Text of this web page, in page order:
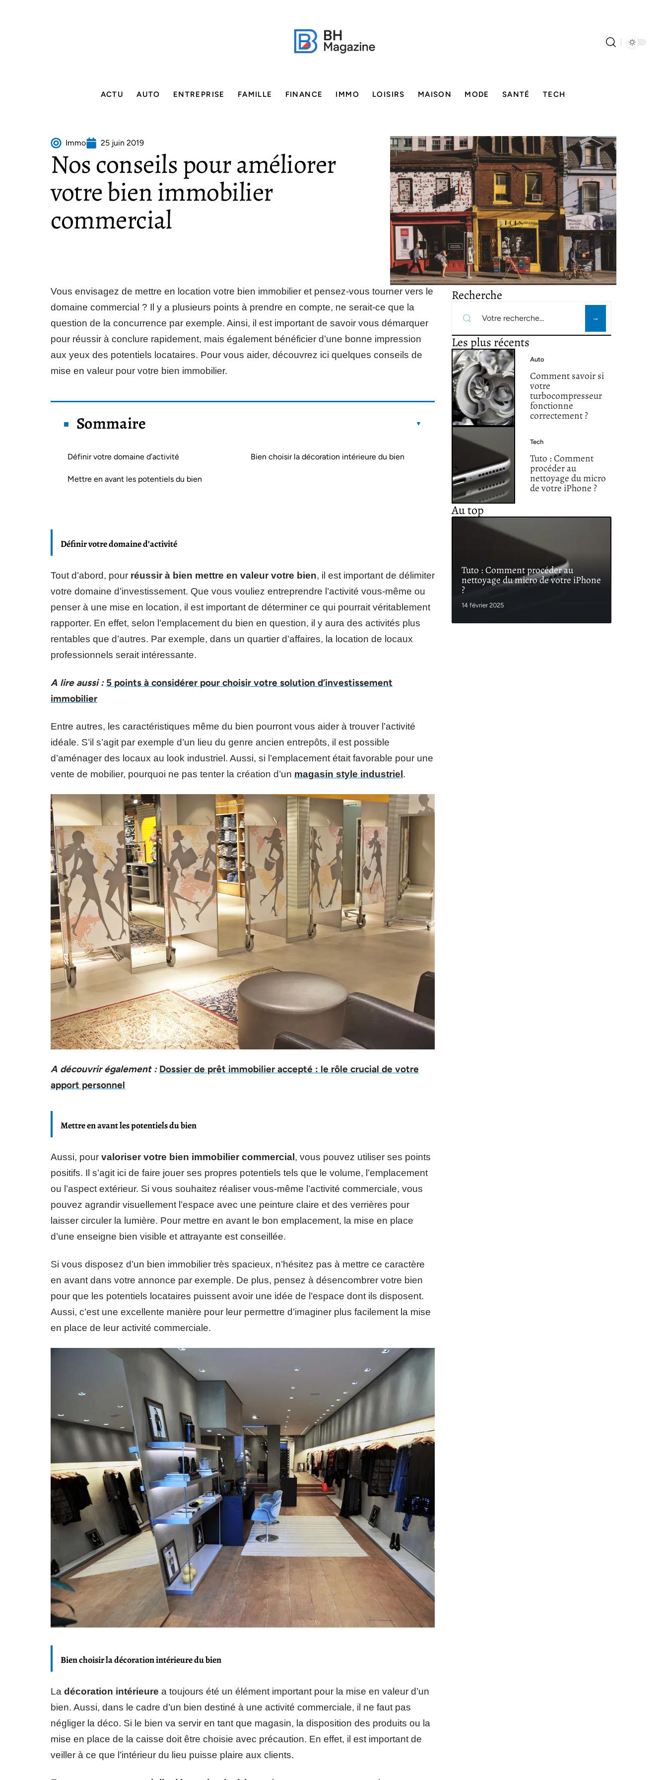
ACTU AUTO ENTREPRISE FAMILLE FINANCE IMMO LOISIRS MAISON MODE SANTÉ TECH
Immo 25 juin 2019
Nos conseils pour améliorer
votre bien immobilier
commercial
Vous envisagez de mettre en location votre bien immobilier et pensez-vous tourner vers le
domaine commercial ? Il y a plusieurs points à prendre en compte, ne serait-ce que la
question de la concurrence par exemple. Ainsi, il est important de savoir vous démarquer
pour réussir à conclure rapidement, mais également bénéficier d’une bonne impression
aux yeux des potentiels locataires. Pour vous aider, découvrez ici quelques conseils de
mise en valeur pour votre bien immobilier.
Sommaire
Définir votre domaine d’activité
Mettre en avant les potentiels du bien
Bien choisir la décoration intérieure du bien
Définir votre domaine d’activité
Tout d’abord, pour réussir à bien mettre en valeur votre bien, il est important de délimiter
votre domaine d’investissement. Que vous vouliez entreprendre l’activité vous-même ou
penser à une mise en location, il est important de déterminer ce qui pourrait véritablement
rapporter. En effet, selon l’emplacement du bien en question, il y aura des activités plus
rentables que d’autres. Par exemple, dans un quartier d’affaires, la location de locaux
professionnels serait intéressante.
A lire aussi : 5 points à considérer pour choisir votre solution d’investissement
immobilier
Entre autres, les caractéristiques même du bien pourront vous aider à trouver l’activité
idéale. S’il s’agit par exemple d’un lieu du genre ancien entrepôts, il est possible
d’aménager des locaux au look industriel. Aussi, si l’emplacement était favorable pour une
vente de mobilier, pourquoi ne pas tenter la création d’un magasin style industriel .
A découvrir également : Dossier de prêt immobilier accepté : le rôle crucial de votre
apport personnel
Mettre en avant les potentiels du bien
Aussi, pour valoriser votre bien immobilier commercial , vous pouvez utiliser ses points
positifs. Il s’agit ici de faire jouer ses propres potentiels tels que le volume, l’emplacement
ou l’aspect extérieur. Si vous souhaitez réaliser vous-même l’activité commerciale, vous
pouvez agrandir visuellement l’espace avec une peinture claire et des verrières pour
laisser circuler la lumière. Pour mettre en avant le bon emplacement, la mise en place
d’une enseigne bien visible et attrayante est conseillée.
Si vous disposez d’un bien immobilier très spacieux, n’hésitez pas à mettre ce caractère
en avant dans votre annonce par exemple. De plus, pensez à désencombrer votre bien
pour que les potentiels locataires puissent avoir une idée de l’espace dont ils disposent.
Aussi, c’est une excellente manière pour leur permettre d’imaginer plus facilement la mise
en place de leur activité commerciale.
Bien choisir la décoration intérieure du bien
La décoration intérieure a toujours été un élément important pour la mise en valeur d’un
bien. Aussi, dans le cadre d’un bien destiné à une activité commerciale, il ne faut pas
négliger la déco. Si le bien va servir en tant que magasin, la disposition des produits ou la
mise en place de la caisse doit être choisie avec précaution. En effet, il est important de
veiller à ce que l’intérieur du lieu puisse plaire aux clients.
Recherche
Les plus récents
Auto
Comment savoir si
votre
turbocompresseur
fonctionne
correctement ?
Tech
Tuto : Comment
procéder au
nettoyage du micro
de votre iPhone ?
Au top
Tuto : Comment procéder au
nettoyage du micro de votre iPhone
?
14 février 2025